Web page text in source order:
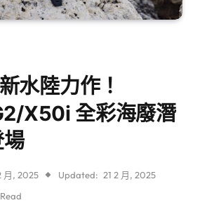
水陸力作！
X50i 全彩海廢潛
月, 2025 Updated: 21 2 月, 2025